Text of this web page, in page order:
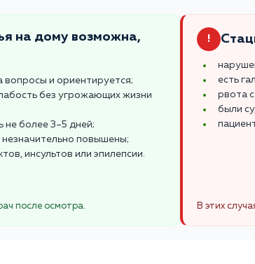
на дому возможна,
вопросы и ориентируется;
без угрожающих жизни
не более 3–5 дней;
незначительно повышены;
инсультов или эпилепсии.
после осмотра.
!
есть
рвота
были
В этих